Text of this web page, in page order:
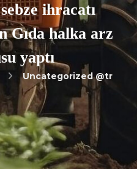
ihracatı
Gıda halka arz
yaptı
Uncategorized @tr